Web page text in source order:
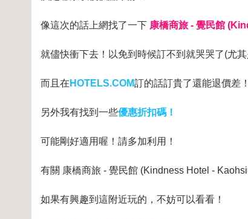
像這次的話上網找了一下 康橋商旅 - 覺民館
就儘快衝下去！以免到時候訂不到就哭哭了(尤
而且在 HOTELS.COM訂的話訂貴了還能退價差
另外我有找到一些優惠折扣碼！
可能剛好適用喔！請多加利用！
有關 康橋商旅 - 覺民館 (Kindness Hotel -
如果有興趣到這附近玩的，不妨可以看看！